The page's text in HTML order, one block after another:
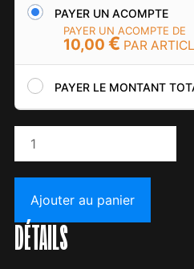
PAYER UN ACOMPTE
PAYER UN ACOMPTE DE
10,00 € PAR
PAYER LE MONTANT
Ajouter au panier
DÉTAILS